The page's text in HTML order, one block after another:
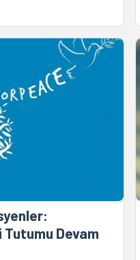
Devam